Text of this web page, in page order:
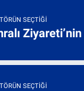
SEÇTIĞI
SEÇTIĞI